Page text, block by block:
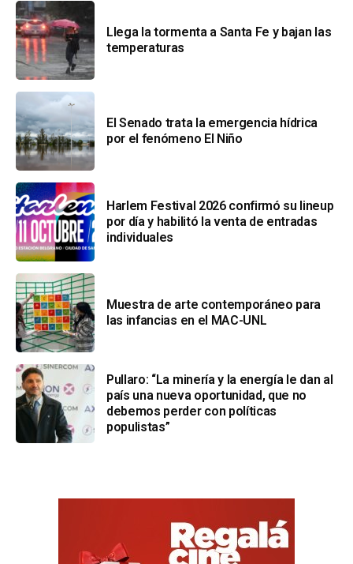
Llega la tormenta a Santa Fe y bajan las
temperaturas
El Senado trata la emergencia hídrica
por el fenómeno El Niño
Harlem Festival 2026 confirmó su lineup
por día y habilitó la venta de entradas
individuales
Muestra de arte contemporáneo para
las infancias en el MAC-UNL
Pullaro: “La minería y la energía le dan al
país una nueva oportunidad, que no
debemos perder con políticas
populistas”